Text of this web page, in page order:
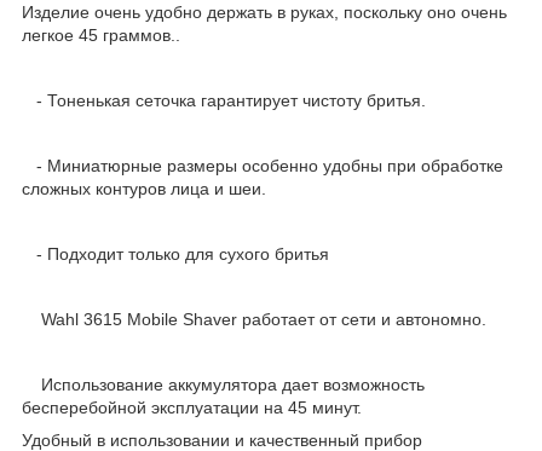
Изделие очень удобно держать в руках, поскольку оно очень
легкое 45 граммов..
- Тоненькая сеточка гарантирует чистоту бритья.
- Миниатюрные размеры особенно удобны при обработке
сложных контуров лица и шеи.
- Подходит только для сухого бритья
Wahl 3615 Mobile Shaver работает от сети и автономно.
Использование аккумулятора дает возможность
бесперебойной эксплуатации на 45 минут.
Удобный в использовании и качественный прибор